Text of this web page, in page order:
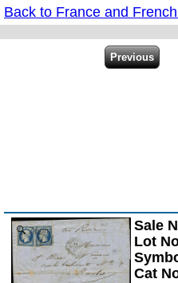
Back to France and
Zoom
Sale
Lot
Cat